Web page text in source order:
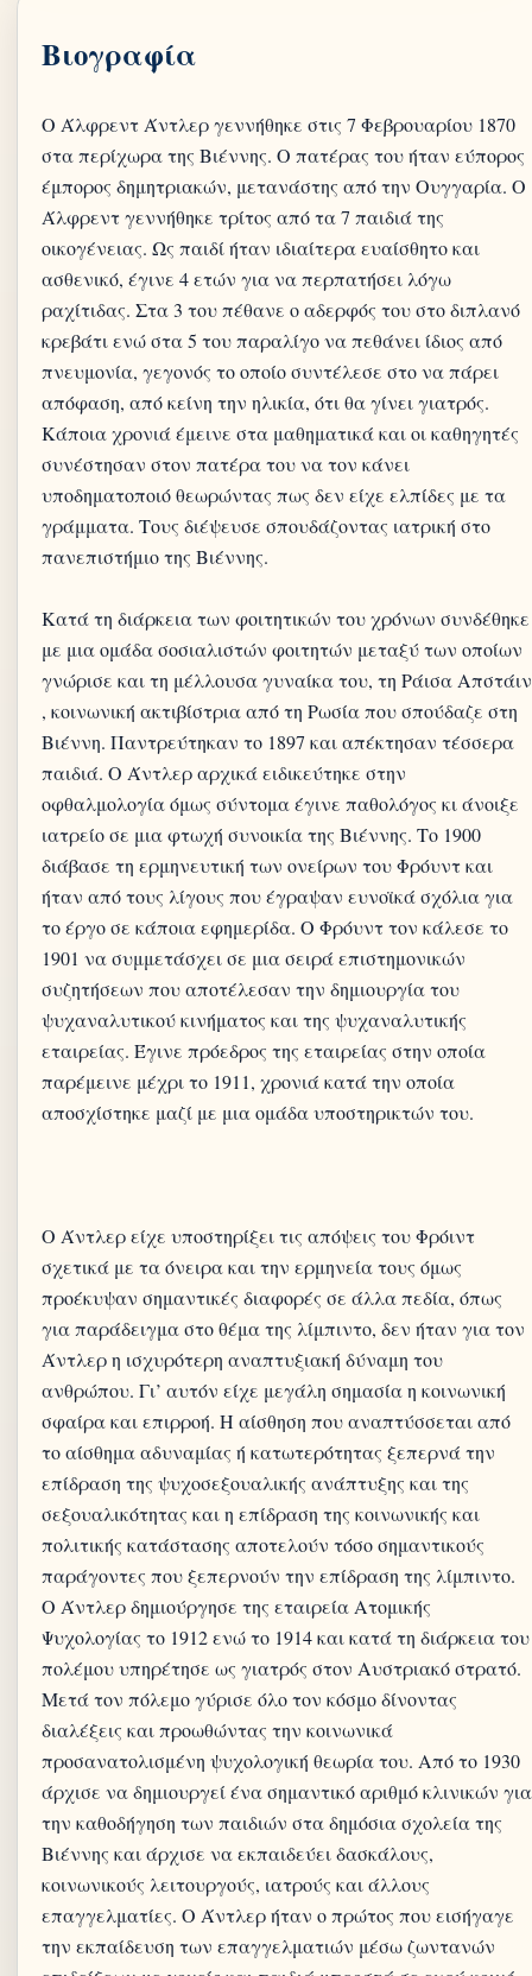
Βιογραφία
Ο Άλφρεντ Άντλερ γεννήθηκε στις 7 Φεβρουαρίου 1870
στα περίχωρα της Βιέννης. Ο πατέρας του ήταν εύπορος
έμπορος δημητριακών, μετανάστης από την Ουγγαρία. Ο
Άλφρεντ γεννήθηκε τρίτος από τα 7 παιδιά της
οικογένειας. Ως παιδί ήταν ιδιαίτερα ευαίσθητο και
ασθενικό, έγινε 4 ετών για να περπατήσει λόγω
ραχίτιδας. Στα 3 του πέθανε ο αδερφός του στο διπλανό
κρεβάτι ενώ στα 5 του παραλίγο να πεθάνει ίδιος από
πνευμονία, γεγονός το οποίο συντέλεσε στο να πάρει
απόφαση, από κείνη την ηλικία, ότι θα γίνει γιατρός.
Κάποια χρονιά έμεινε στα μαθηματικά και οι καθηγητές
συνέστησαν στον πατέρα του να τον κάνει
υποδηματοποιό θεωρώντας πως δεν είχε ελπίδες με τα
γράμματα. Τους διέψευσε σπουδάζοντας ιατρική στο
πανεπιστήμιο της Βιέννης.
Κατά τη διάρκεια των φοιτητικών του χρόνων συνδέθηκε
με μια ομάδα σοσιαλιστών φοιτητών μεταξύ των οποίων
γνώρισε και τη μέλλουσα γυναίκα του, τη Ράισα Απστάιν
, κοινωνική ακτιβίστρια από τη Ρωσία που σπούδαζε στη
Βιέννη. Παντρεύτηκαν το 1897 και απέκτησαν τέσσερα
παιδιά. Ο Άντλερ αρχικά ειδικεύτηκε στην
οφθαλμολογία όμως σύντομα έγινε παθολόγος κι άνοιξε
ιατρείο σε μια φτωχή συνοικία της Βιέννης. Το 1900
διάβασε τη ερμηνευτική των ονείρων του Φρόυντ και
ήταν από τους λίγους που έγραψαν ευνοϊκά σχόλια για
το έργο σε κάποια εφημερίδα. Ο Φρόυντ τον κάλεσε το
1901 να συμμετάσχει σε μια σειρά επιστημονικών
συζητήσεων που αποτέλεσαν την δημιουργία του
ψυχαναλυτικού κινήματος και της ψυχαναλυτικής
εταιρείας. Έγινε πρόεδρος της εταιρείας στην οποία
παρέμεινε μέχρι το 1911, χρονιά κατά την οποία
Ο Άντλερ είχε υποστηρίξει τις απόψεις του Φρόιντ
σχετικά με τα όνειρα και την ερμηνεία τους όμως
προέκυψαν σημαντικές διαφορές σε άλλα πεδία, όπως
για παράδειγμα στο θέμα της λίμπιντο, δεν ήταν για τον
Άντλερ η ισχυρότερη αναπτυξιακή δύναμη του
ανθρώπου. Γι’ αυτόν είχε μεγάλη σημασία η κοινωνική
σφαίρα και επιρροή. Η αίσθηση που αναπτύσσεται από
το αίσθημα αδυναμίας ή κατωτερότητας ξεπερνά την
επίδραση της ψυχοσεξουαλικής ανάπτυξης και της
σεξουαλικότητας και η επίδραση της κοινωνικής και
πολιτικής κατάστασης αποτελούν τόσο σημαντικούς
παράγοντες που ξεπερνούν την επίδραση της λίμπιντο.
Ο Άντλερ δημιούργησε της εταιρεία Ατομικής
Ψυχολογίας το 1912 ενώ το 1914 και κατά τη διάρκεια του
πολέμου υπηρέτησε ως γιατρός στον Αυστριακό στρατό.
Μετά τον πόλεμο γύρισε όλο τον κόσμο δίνοντας
διαλέξεις και προωθώντας την κοινωνικά
προσανατολισμένη ψυχολογική θεωρία του. Από το 1930
άρχισε να δημιουργεί ένα σημαντικό αριθμό κλινικών για
την καθοδήγηση των παιδιών στα δημόσια σχολεία της
Βιέννης και άρχισε να εκπαιδεύει δασκάλους,
κοινωνικούς λειτουργούς, ιατρούς και άλλους
επαγγελματίες. Ο Άντλερ ήταν ο πρώτος που εισήγαγε
την εκπαίδευση των επαγγελματιών μέσω ζωντανών